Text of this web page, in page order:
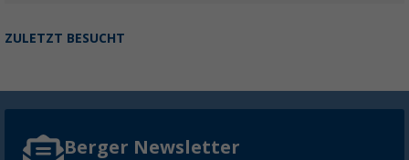
ZULETZT BESUCHT
Berger Newsletter